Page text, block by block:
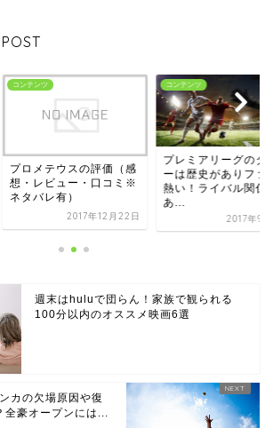
コンテンツ
プロメテウスの評価（感
想・レビュー・口コミ※
ネタバレ有）
2017年12月22日
コンテンツ
プレミアリーグのダ
ーは歴史がありファ
熱い！ライバル関係
あ...
2017年9
週末はhuluで団らん！家族で観られる
100分以内のオススメ映画6選
カの欠場原因や復
豪オープンには...